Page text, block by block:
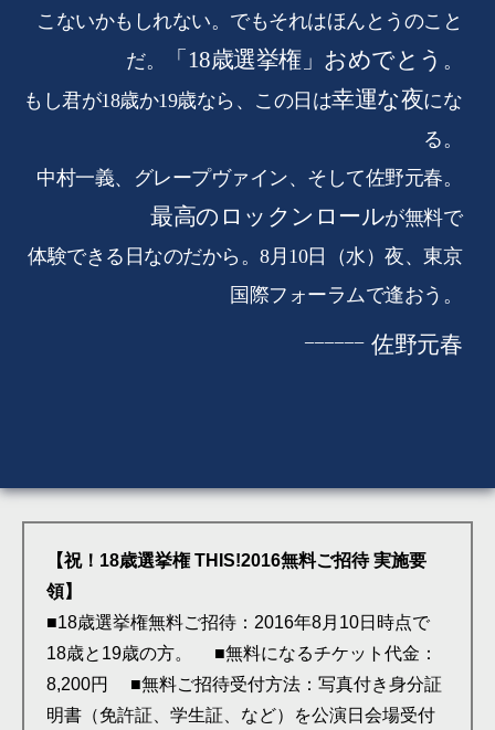
こないかもしれない。でもそれはほんとうのこと
だ。
「18歳選挙権」おめでとう 。
もし君が18歳か19歳なら、この日は幸運な夜にな
る。
中村一義、グレープヴァイン、そして佐野元春。
最高のロックンロールが無料で
体験できる日なのだから。8月10日（水）夜、東京
国際フォーラムで逢おう。
−−−−−− 佐野元春
【祝！18歳選挙権 THIS!2016無料ご招待 実施要
領】
■18歳選挙権無料ご招待：2016年8月10日時点で
18歳と19歳の方。 ■無料になるチケット代金：
8,200円 ■無料ご招待受付方法：写真付き身分証
明書（免許証、学生証、など）を公演日会場受付